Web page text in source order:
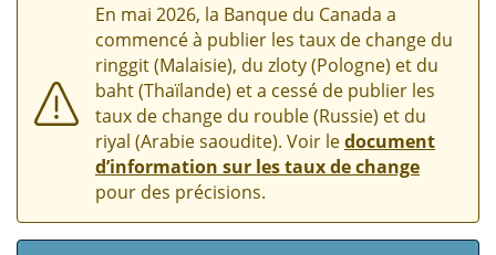
En mai 2026, la Banque du Canada a
commencé à publier les taux de change du
ringgit (Malaisie), du zloty (Pologne) et du
baht (Thaïlande) et a cessé de publier les
taux de change du rouble (Russie) et du
riyal (Arabie saoudite). Voir ledocument
d’information sur les taux de change
pour des précisions.